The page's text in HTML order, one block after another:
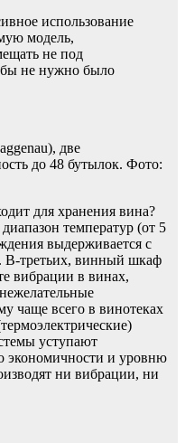
использование
модель,
не под
не нужно было
две
до 48 буты­лок. Фото:
для хранения вина?
температур (от 5
выдерживается с
В-третьих, винный шкаф
вибрации в винах,
чаще всего в винотеках
уступают
экономичности и уровню
ни вибрации, ни